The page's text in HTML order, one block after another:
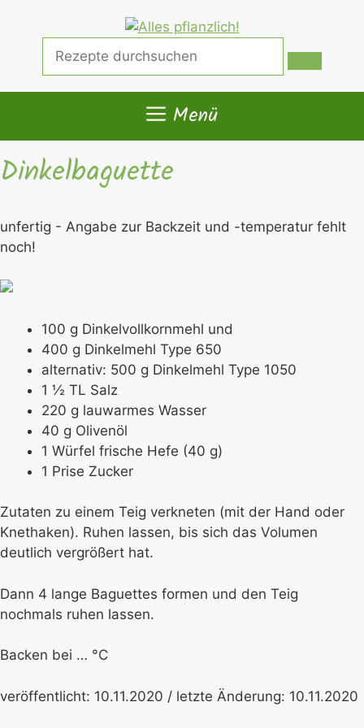
nach:
Menü
Dinkelbaguette
unfertig - Angabe zur Backzeit und -temperatur fehlt
noch!
100 g Dinkelvollkornmehl und
400 g Dinkelmehl Type 650
alternativ: 500 g Dinkelmehl Type 1050
1 ½ TL Salz
220 g lauwarmes Wasser
40 g Olivenöl
1 Würfel frische Hefe (40 g)
1 Prise Zucker
Zutaten zu einem Teig verkneten (mit der Hand oder
Knethaken). Ruhen lassen, bis sich das Volumen
deutlich vergrößert hat.
Dann 4 lange Baguettes formen und den Teig
nochmals ruhen lassen.
Backen bei … °C
veröffentlicht: 10.11.2020 / letzte Änderung: 10.11.2020